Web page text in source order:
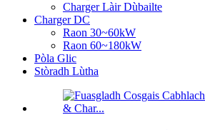
Charger Làir Dùbailte
Charger DC
Raon 30~60kW
Raon 60~180kW
Pòla Glic
Stòradh Lùtha